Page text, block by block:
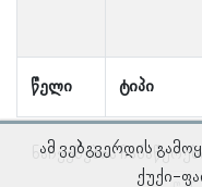
წელი ტიპი
ნაჩვენებია
ამ ვებგვერდის
ქუქი-